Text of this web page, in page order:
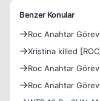
Benzer Konular
Roc Anahtar
Xristina killed
Roc Anahtar
Roc Anahtar